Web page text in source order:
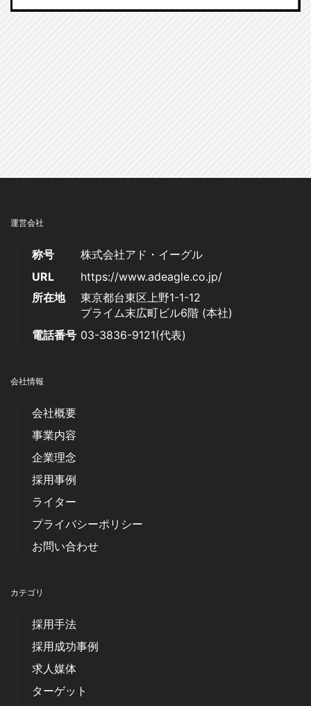
運営会社
称号
株式会社アド・イーグル
URL
https://www.adeagle.co.jp/
所在地
東京都台東区上野1-1-12
プライム末広町ビル6階 (本社)
電話番号 03-3836-9121(代表)
会社情報
会社概要
事業内容
企業理念
採用事例
ライター
プライバシーポリシー
お問い合わせ
カテゴリ
採用手法
採用成功事例
求人媒体
ターゲット